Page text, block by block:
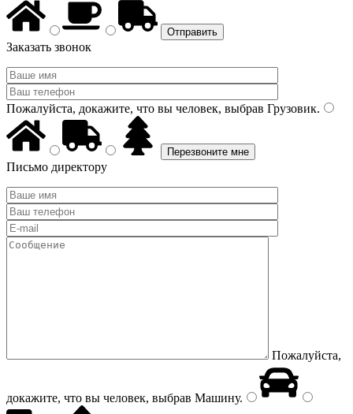
Заказать звонок
Пожалуйста, докажите, что вы человек, выбрав Грузовик.
Письмо директору
Пожалуйста,
докажите, что вы человек, выбрав Машину.